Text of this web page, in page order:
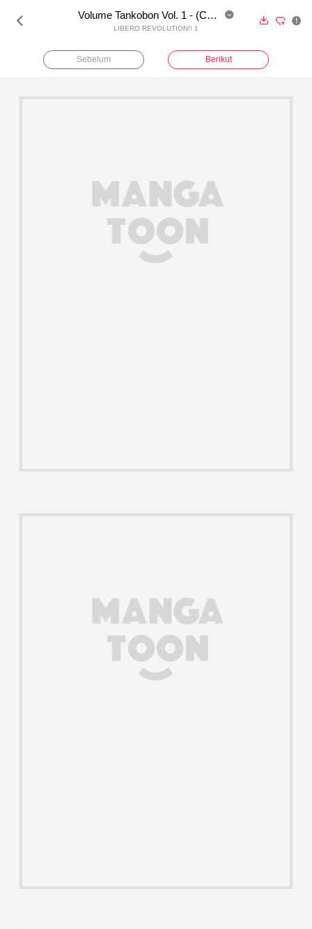
 Volume Tankobon Vol. 1 - (Coba Baca) 
LIBERO REVOLUTION!! 1
  
Sebelum Berikut